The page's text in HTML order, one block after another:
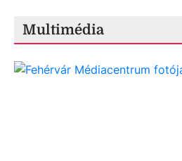
Multimédia